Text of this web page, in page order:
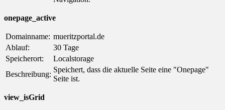
onepage_active
Domainname: mueritzportal.de
Ablauf:
30 Tage
Speicherort:
Localstorage
Beschreibung:
Speichert, dass die aktuelle Seite eine "Onepage"
Seite ist.
view_isGrid